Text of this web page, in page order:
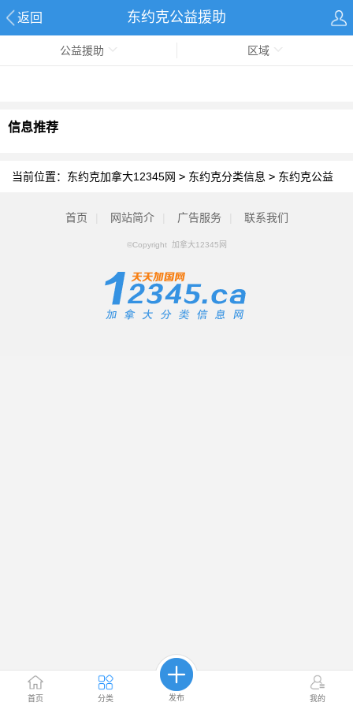
返回 东约克公益援助
首页 分类 发布 我的
公益援助 区域
信息推荐
当前位置： 东约克加拿大12345网 > 东约克分类信息 > 东约克公益
首页 网站简介 广告服务 联系我们
©Copyright 加拿大12345网